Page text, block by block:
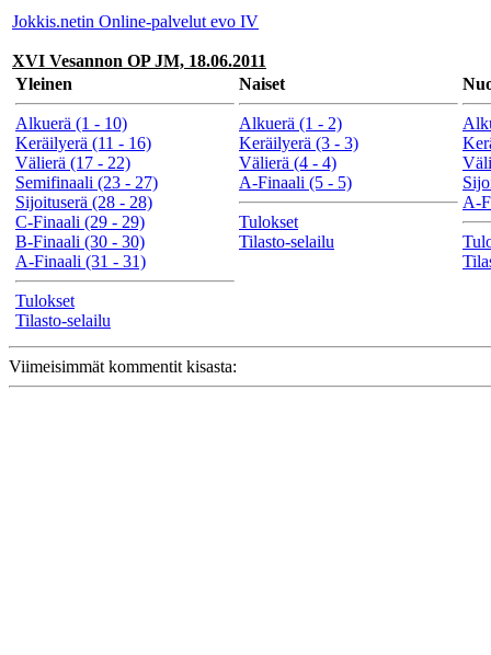
Jokkis.netin Online-palvelut evo IV
XVI Vesannon OP JM, 18.06.2011
Yleinen
Alkuerä (1 - 10)
Keräilyerä (11 - 16)
Välierä (17 - 22)
Semifinaali (23 - 27)
Sijoituserä (28 - 28)
C-Finaali (29 - 29)
B-Finaali (30 - 30)
A-Finaali (31 - 31)
Tulokset
Tilasto-selailu
Naiset
Alkuerä (1 - 2)
Keräilyerä (3 - 3)
Välierä (4 - 4)
A-Finaali (5 - 5)
Tulokset
Tilasto-selailu
A-
Viimeisimmät kommentit kisasta: